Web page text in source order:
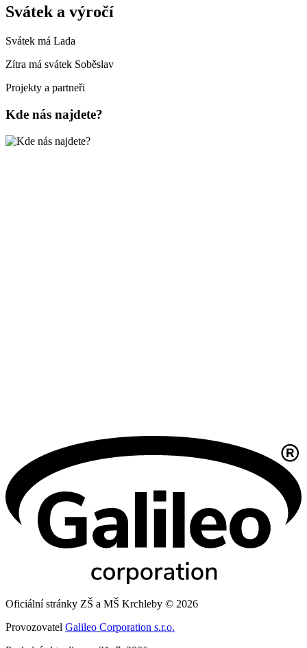
Svátek a výročí
Svátek má Lada
Zítra má svátek Soběslav
Projekty a partneři
Kde nás najdete?
Oficiální stránky ZŠ a MŠ Krchleby © 2026
Provozovatel Galileo Corporation s.r.o.